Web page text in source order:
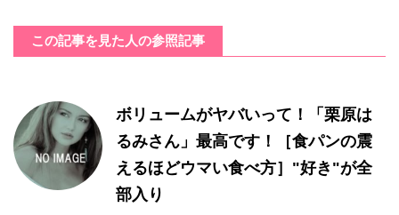
この記事を見た人の参照記事
ボリュームがヤバいって！「栗原は
るみさん」最高です！［食パンの震
えるほどウマい食べ方］"好き"が全
部入り